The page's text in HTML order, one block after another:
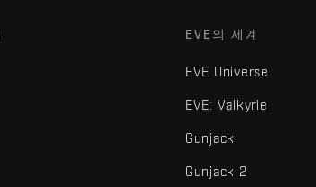
EVE의 세계
EVE Universe
EVE: Valkyrie
Gunjack
Gunjack 2